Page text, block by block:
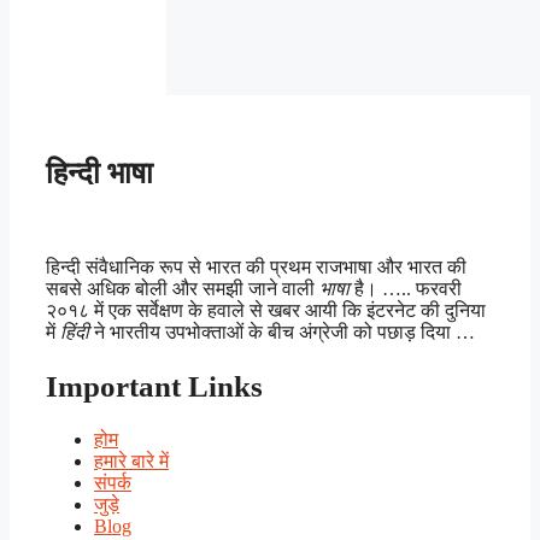
हिन्दी भाषा
हिन्दी संवैधानिक रूप से भारत की प्रथम राजभाषा और भारत की
सबसे अधिक बोली और समझी जाने वाली भाषाहै। ….. फरवरी
२०१८ में एक सर्वेक्षण के हवाले से खबर आयी कि इंटरनेट की दुनिया
में हिंदीने भारतीय उपभोक्ताओं के बीच अंग्रेजी को पछाड़ दिया …
Important Links
होम
हमारे बारे में
संपर्क
जुड़े
Blog